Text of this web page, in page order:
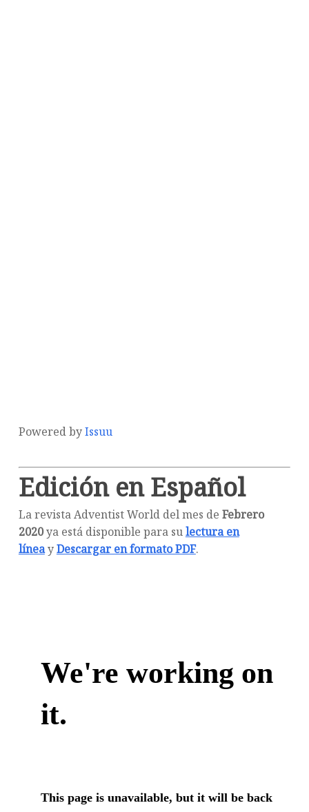
Powered byIssuu
Edición en Español
La revista Adventist World del mes de Febrero
2020ya está disponible para sulectura en
líneayDescargar en formato PDF.